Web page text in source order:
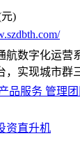
元)
航数字化运营
，实现城市群
品服务 管理团
资直升机